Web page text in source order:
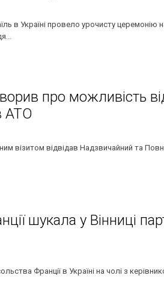
в Україні провело урочисту
про можливість
АТО
візитом відвідав Надзвичайний та
шукала у Вінниці
Франції в Україні на чолі з